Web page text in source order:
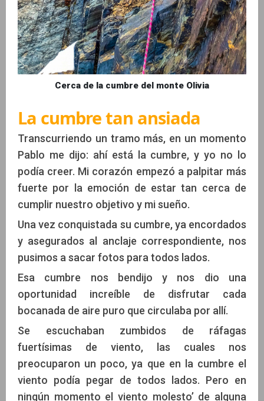
Cerca de la cumbre del monte Olivia
La cumbre tan ansiada
Transcurriendo un tramo más, en un momento
Pablo me dijo: ahí está la cumbre, y yo no lo
podía creer. Mi corazón empezó a palpitar más
fuerte por la emoción de estar tan cerca de
cumplir nuestro objetivo y mi sueño.
Una vez conquistada su cumbre, ya encordados
y asegurados al anclaje correspondiente, nos
pusimos a sacar fotos para todos lados.
Esa cumbre nos bendijo y nos dio una
oportunidad increíble de disfrutar cada
bocanada de aire puro que circulaba por allí.
Se escuchaban zumbidos de ráfagas
fuertísimas de viento, las cuales nos
preocuparon un poco, ya que en la cumbre el
viento podía pegar de todos lados. Pero en
ningún momento el viento molesto’ de alguna